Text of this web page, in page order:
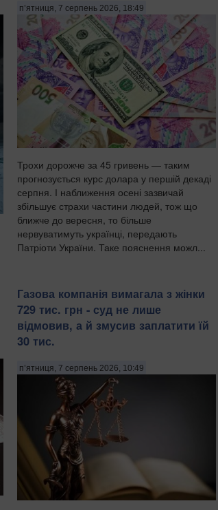
п’ятниця, 7 серпень 2026, 18:49
Трохи дорожче за 45 гривень — таким
прогнозується курс долара у першій декаді
серпня. І наближення осені зазвичай
збільшує страхи частини людей, тож що
ближче до вересня, то більше
нервуватимуть українці, передають
Патріоти України. Таке пояснення можл...
Газова компанія вимагала з жінки
729 тис. грн - суд не лише
відмовив, а й змусив заплатити їй
30 тис.
п’ятниця, 7 серпень 2026, 10:49